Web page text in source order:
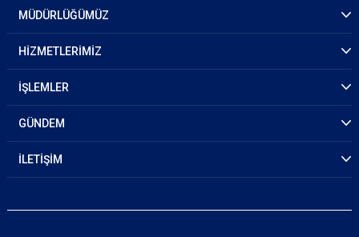
MÜDÜRLÜĞÜMÜZ
HİZMETLERİMİZ
İŞLEMLER
GÜNDEM
İLETİŞİM